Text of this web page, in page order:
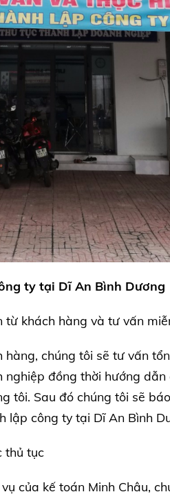
ty tại Dĩ An Bình Dương
từ khách hàng và tư vấn
chúng tôi sẽ tư vấn
đồng thời hướng
tôi. Sau đó chúng tôi sẽ
lập công ty tại Dĩ An Bình
thủ tục
của kế toán Minh Châu,